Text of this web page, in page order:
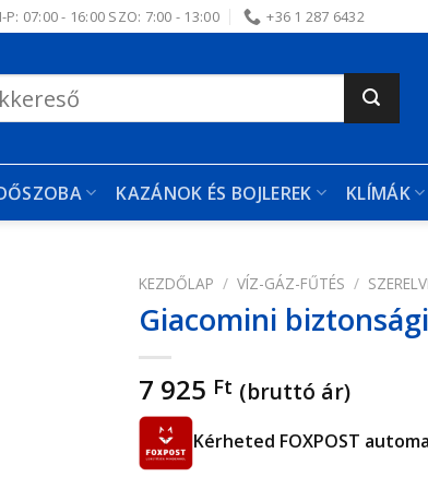
P: 07:00 - 16:00 SZO: 7:00 - 13:00 +36 1 287 6432
KAZÁNOK ÉS BOJLEREK KLÍMÁK
KEZDŐLAP / VÍZ-GÁZ-FŰTÉS /
Giacomini
7 925 Ft (bruttó ár)
Kérheted FOXPOST